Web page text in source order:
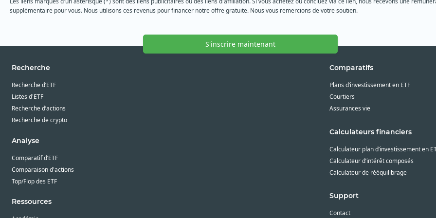
S'inscrire maintenant
supplémentaire pour vous. Nous utilisons ces revenus pour financer notre offre gratuite. Nous vous remercions de votre soutien.
Recherche
Recherche d’ETF
Listes d'ETF
Recherche d’actions
Recherche de crypto
Analyse
Comparatif d’ETF
Comparaison d'actions
Top/Flop des ETF
Ressources
Comparatifs
Plans d’investissement en ETF
Courtiers
Assurances vie
Calculateurs financiers
Calculateur plan d’investissement en
Calculateur d’intérêt composés
Calculateur de rééquilibrage
Support
Contact